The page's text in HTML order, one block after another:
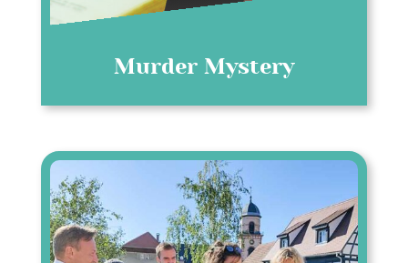
Murder Mystery